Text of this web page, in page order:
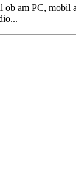
ob am PC, mobil